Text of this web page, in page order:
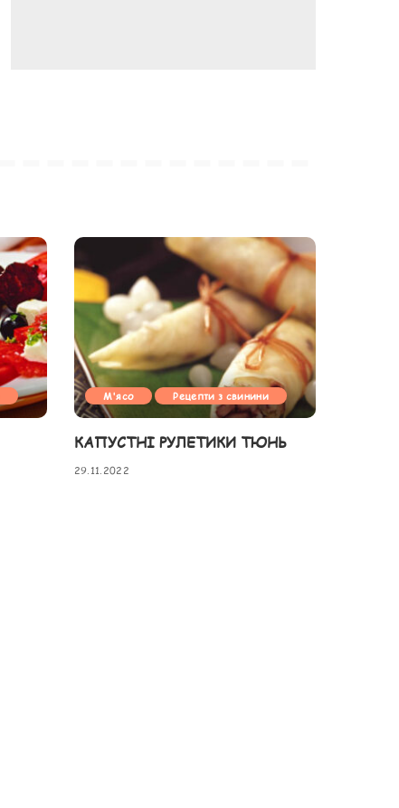
М'ясо Рецепти з свинини
КАПУСТНІ РУЛЕТИКИ ТЮНЬ
29.11.2022